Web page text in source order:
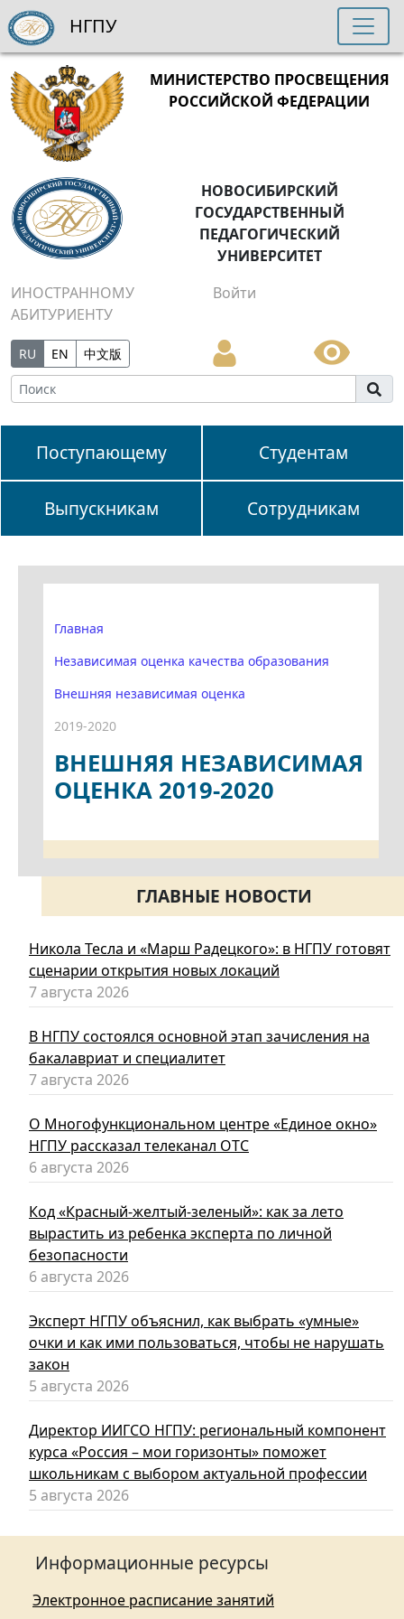
МИНИСТЕРСТВО ПРОСВЕЩЕНИЯ
РОССИЙСКОЙ ФЕДЕРАЦИИ
НОВОСИБИРСКИЙ
ГОСУДАРСТВЕННЫЙ
ПЕДАГОГИЧЕСКИЙ
УНИВЕРСИТЕТ
ИНОСТРАННОМУ
АБИТУРИЕНТУ
Войти
RU EN 中文版
Поступающему Студентам
Выпускникам Сотрудникам
НГПУ
Главная
Независимая оценка качества образования
Внешняя независимая оценка
2019-2020
ВНЕШНЯЯ НЕЗАВИСИМАЯ
ОЦЕНКА 2019-2020
ГЛАВНЫЕ НОВОСТИ
Никола Тесла и «Марш Радецкого»: в НГПУ готовят
сценарии открытия новых локаций
7 августа 2026
В НГПУ состоялся основной этап зачисления на
бакалавриат и специалитет
7 августа 2026
О Многофункциональном центре «Единое окно»
НГПУ рассказал телеканал ОТС
6 августа 2026
Код «Красный-желтый-зеленый»: как за лето
вырастить из ребенка эксперта по личной
безопасности
6 августа 2026
Эксперт НГПУ объяснил, как выбрать «умные»
очки и как ими пользоваться, чтобы не нарушать
закон
5 августа 2026
Директор ИИГСО НГПУ: региональный компонент
курса «Россия – мои горизонты» поможет
школьникам с выбором актуальной профессии
5 августа 2026
Информационные ресурсы
Электронное расписание занятий